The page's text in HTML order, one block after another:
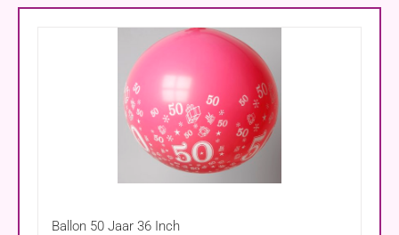
Ballon 50 Jaar 36 Inch